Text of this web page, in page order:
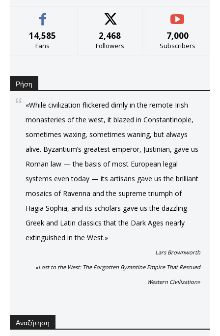
14,585
Fans
2,468
Followers
7,000
Subscribers
Ρήση
«While civilization flickered dimly in the remote Irish
monasteries of the west, it blazed in Constantinople,
sometimes waxing, sometimes waning, but always
alive. Byzantium’s greatest emperor, Justinian, gave us
Roman law — the basis of most European legal
systems even today — its artisans gave us the brilliant
mosaics of Ravenna and the supreme triumph of
Hagia Sophia, and its scholars gave us the dazzling
Greek and Latin classics that the Dark Ages nearly
extinguished in the West.»
Lars Brownworth
«Lost to the West: The Forgotten Byzantine Empire That Rescued
Western Civilization»
Αναζήτηση